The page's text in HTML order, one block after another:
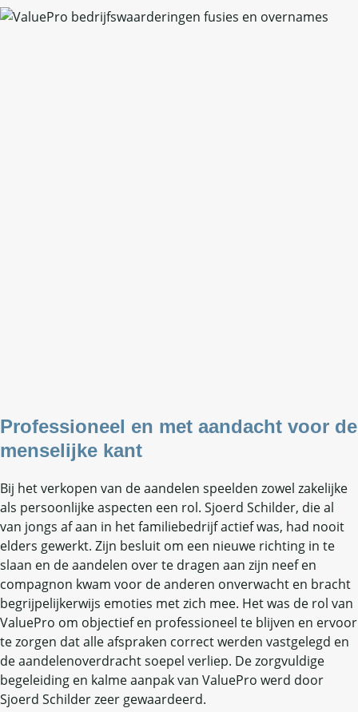
Professioneel en met aandacht voor de
menselijke kant
Bij het verkopen van de aandelen speelden zowel zakelijke
als persoonlijke aspecten een rol. Sjoerd Schilder, die al
van jongs af aan in het familiebedrijf actief was, had nooit
elders gewerkt. Zijn besluit om een nieuwe richting in te
slaan en de aandelen over te dragen aan zijn neef en
compagnon kwam voor de anderen onverwacht en bracht
begrijpelijkerwijs emoties met zich mee. Het was de rol van
ValuePro om objectief en professioneel te blijven en ervoor
te zorgen dat alle afspraken correct werden vastgelegd en
de aandelenoverdracht soepel verliep. De zorgvuldige
begeleiding en kalme aanpak van ValuePro werd door
Sjoerd Schilder zeer gewaardeerd.